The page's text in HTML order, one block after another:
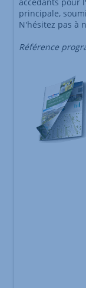
accédants pour
principale,
N'hésitez pas à
Référence